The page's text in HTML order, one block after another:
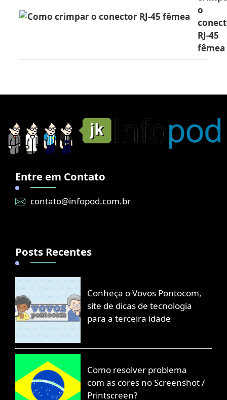
o
RJ-45
fêmea
Entre em Contato
contato@infopod.com.br
Posts Recentes
Conheça o Vovos Pontocom,
site de dicas de tecnologia
para a terceira idade
Como resolver problema
com as cores no Screenshot /
Printscreen?